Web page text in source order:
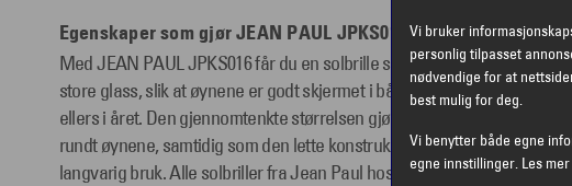
Egenskaper som gjør JEAN PAUL JPKS016 ekstra trygg i solen
Med JEAN PAUL JPKS016 får du en solbrille som beskytter godt mot
store glass, slik at øynene er godt skjermet i både sterk sommersol og
ellers i året. Den gjennomtenkte størrelsen gjør at solbrillen dekker et
rundt øynene, samtidig som den lette konstruksjonen bidrar til høy
langvarig bruk. Alle solbriller fra Jean Paul hos Interoptik leveres med
Vi bruker
personlig tilpasset
nødvendige for at
best mulig for deg.
Vi benytter både egne
egne innstillinger. Les